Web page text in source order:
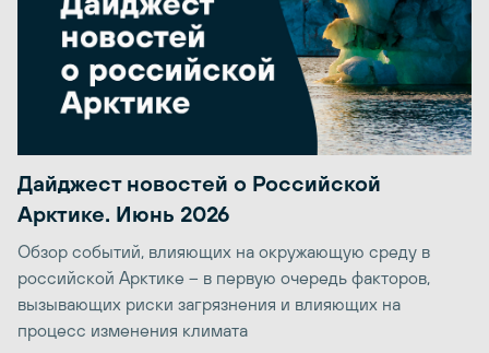
Дайджест новостей о Российской
Арктике. Июнь 2026
Обзор событий, влияющих на окружающую среду в
российской Арктике – в первую очередь факторов,
вызывающих риски загрязнения и влияющих на
процесс изменения климата